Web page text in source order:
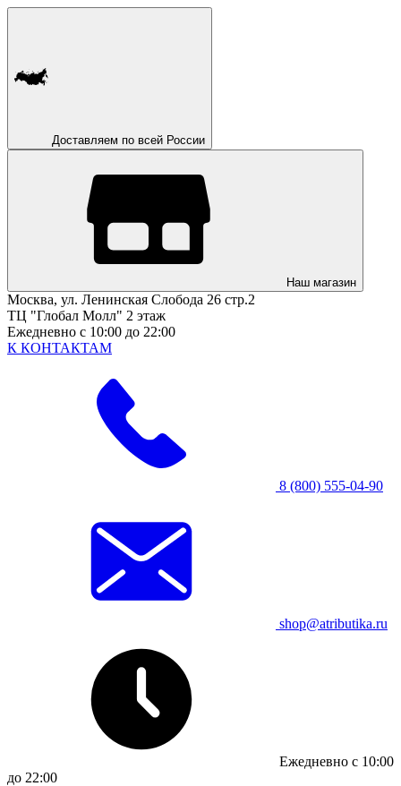
Доставляем по всей России
Наш магазин
Москва, ул. Ленинская Слобода 26 стр.2
ТЦ "Глобал Молл" 2 этаж
Ежедневно с 10:00 до 22:00
К КОНТАКТАМ
8 (800) 555-04-90
shop@atributika.ru
Ежедневно с 10:00
до 22:00